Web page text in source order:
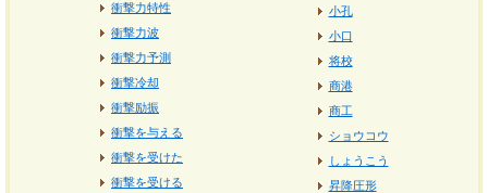
衝撃力特性
衝撃力波
衝撃力予測
衝撃冷却
衝撃励振
衝撃を与える
衝撃を受けた
衝撃を受ける
小孔
小口
将校
商港
商工
ショウコウ
しょうこう
昇降圧形